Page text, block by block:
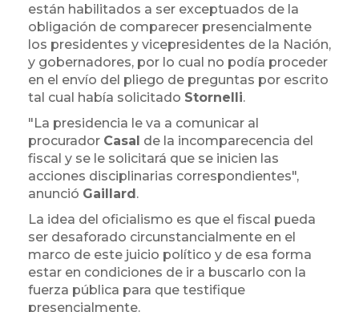
están habilitados a ser exceptuados de la
obligación de comparecer presencialmente
los presidentes y vicepresidentes de la Nación,
y gobernadores, por lo cual no podía proceder
en el envío del pliego de preguntas por escrito
tal cual había solicitado Stornelli.
"La presidencia le va a comunicar al
procurador Casal de la incomparecencia del
fiscal y se le solicitará que se inicien las
acciones disciplinarias correspondientes",
anunció Gaillard.
La idea del oficialismo es que el fiscal pueda
ser desaforado circunstancialmente en el
marco de este juicio político y de esa forma
estar en condiciones de ir a buscarlo con la
fuerza pública para que testifique
presencialmente.